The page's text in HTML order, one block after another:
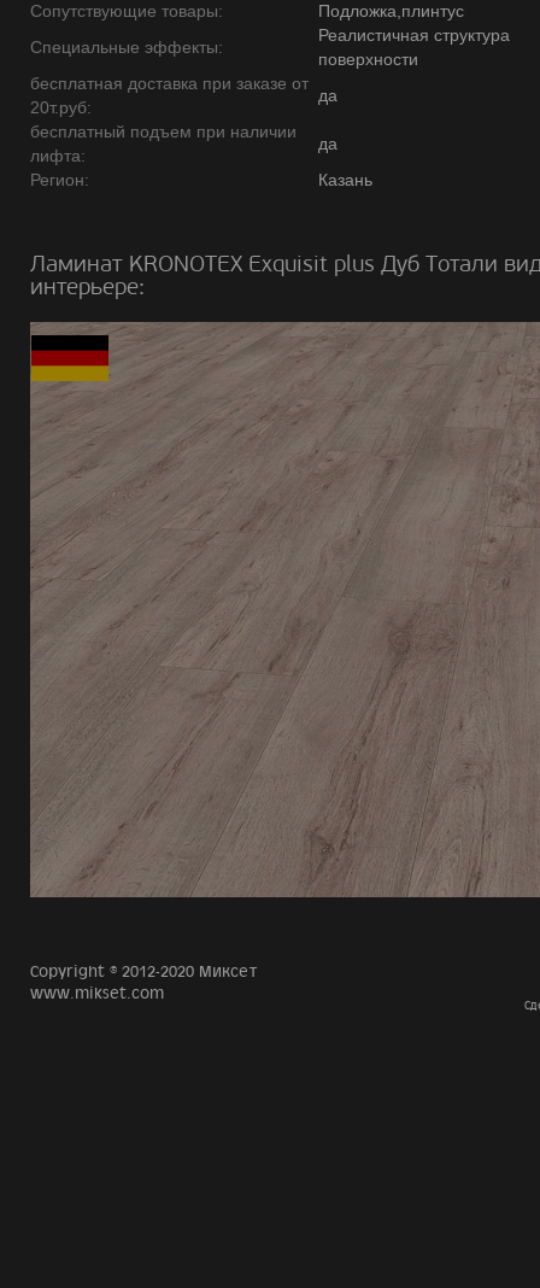
Сопутствующие товары:
Подложка,плинтус
Специальные эффекты:
Реалистичная структура
поверхности
бесплатная доставка при заказе от
20т.руб:
да
бесплатный подъем при наличии
лифта:
да
Регион:
Казань
Ламинат KRONOTEX Exquisit plus Дуб Тотали
интерьере:
Copyright © 2012-2020 Миксет
www.mikset.com